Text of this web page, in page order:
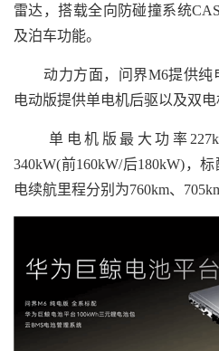
雷达，搭载全向防碰撞系统
及泊车功能。
动力方面，问界M6提供纯
电动版提供单电机后驱以及双电
单电机版最大功率
340kW(前160kW/后180kW)，
电续航里程分别为760km、